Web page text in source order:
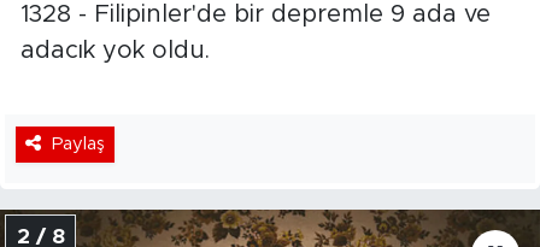
1328 - Filipinler'de bir depremle 9 ada ve
adacık yok oldu.
Paylaş
2 / 8